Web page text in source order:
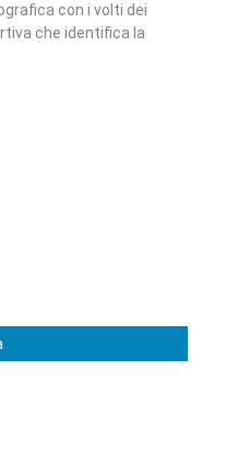
con i volti dei
che identifica la